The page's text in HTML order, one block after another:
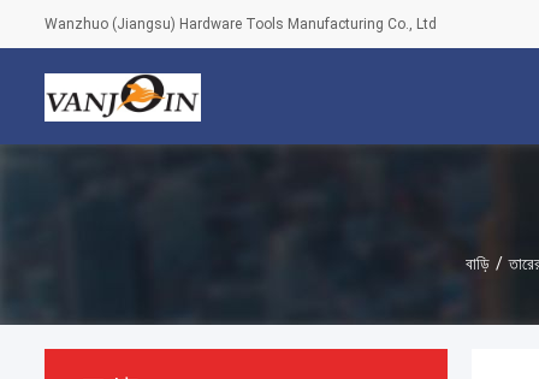
Wanzhuo (Jiangsu) Hardware Tools Manufacturing Co., Ltd
বাড়ি /